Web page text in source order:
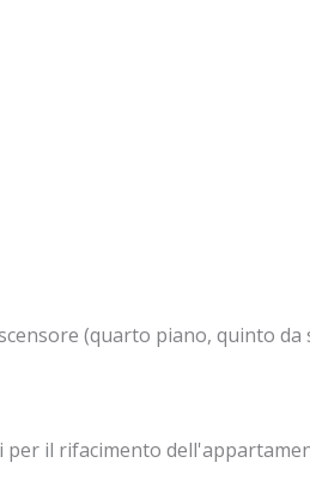
(quarto piano, quinto da
il rifacimento